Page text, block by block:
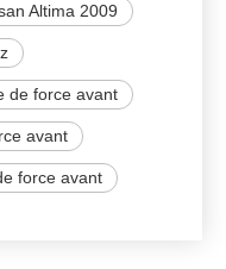
Altima 2009
de force avant
avant
force avant